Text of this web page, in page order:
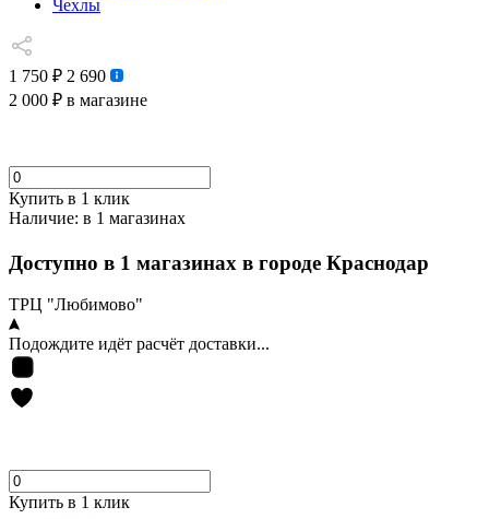
Чехлы
1 750 ₽ 2 690
2 000 ₽ в магазине
Купить в 1 клик
Наличие: в 1 магазинах
Доступно в 1 магазинах в городе Краснодар
ТРЦ "Любимово"
Подождите идёт расчёт доставки...
Купить в 1 клик